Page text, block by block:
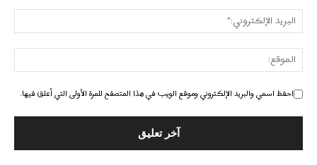
احفظ اسمي والبريد الإلكتروني وموقع الويب في هذا المتصفح للمرة الأولى التي أعلق فيها.